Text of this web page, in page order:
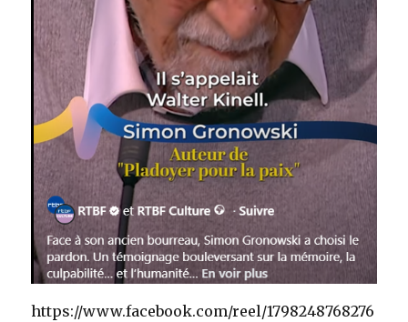
https://www.facebook.com/reel/1798248768276